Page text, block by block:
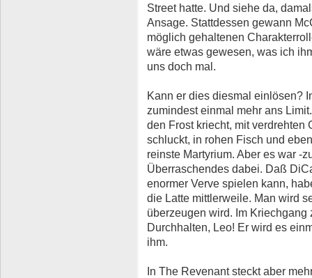
Street hatte. Und siehe da,
Ansage. Stattdessen gewann
möglich gehaltenen
wäre etwas gewesen, was ich
uns doch mal.
Kann er dies diesmal einlösen?
zumindest einmal mehr ans
den Frost kriecht, mit verdrehten
schluckt, in rohen Fisch und
reinste Martyrium. Aber es war -
Überraschendes dabei. Daß
enormer Verve spielen kann,
die Latte mittlerweile. Man wird
überzeugen wird. Im
Durchhalten, Leo! Er wird es
ihm.
In The Revenant steckt aber